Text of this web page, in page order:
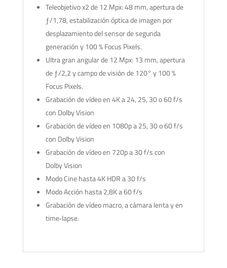
Teleobjetivo x2 de 12 Mpx: 48 mm, apertura de
ƒ/1,78, estabilización óptica de imagen por
desplazamiento del sensor de segunda
generación y 100 % Focus Pixels.
Ultra gran angular de 12 Mpx: 13 mm, apertura
de ƒ/2,2 y campo de visión de 120° y 100 %
Focus Pixels.
Grabación de vídeo en 4K a 24, 25, 30 o 60 f/s
con Dolby Vision
Grabación de vídeo en 1080p a 25, 30 o 60 f/s
con Dolby Vision
Grabación de vídeo en 720p a 30 f/s con
Dolby Vision
Modo Cine hasta 4K HDR a 30 f/s
Modo Acción hasta 2,8K a 60 f/s
Grabación de vídeo macro, a cámara lenta y en
time‑lapse.